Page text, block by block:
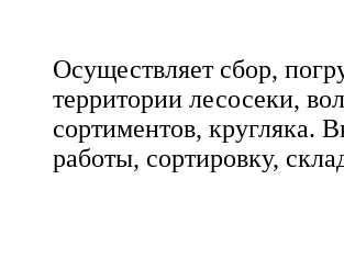
Осуществляет сбор,
территории лесосеки,
сортиментов, кругляка.
работы, сортировку,